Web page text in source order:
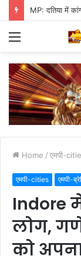
MP: दतिया में
Menu
Home / एमपी-
एमपी-cities एमपी-
Indore
लोग,
को